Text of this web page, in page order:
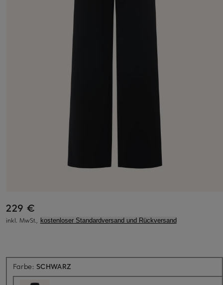
229 €
inkl. MwSt., kostenloser Standardversand und Rückversand
Farbe: SCHWARZ